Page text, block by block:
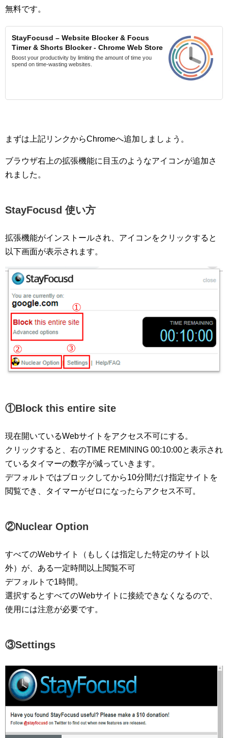
無料です。
StayFocusd – Website Blocker & Focus
Timer & Shorts Blocker - Chrome Web Store
Boost your productivity by limiting the amount of time you
spend on time-wasting websites.
まずは上記リンクからChromeへ追加しましょう。
ブラウザ右上の拡張機能に目玉のようなアイコンが追加さ
れました。
StayFocusd 使い方
拡張機能がインストールされ、アイコンをクリックすると
以下画面が表示されます。
①Block this entire site
現在開いているWebサイトをアクセス不可にする。
クリックすると、右のTIME REMINING 00:10:00と表示され
ているタイマーの数字が減っていきます。
デフォルトではブロックしてから10分間だけ指定サイトを
閲覧でき、タイマーがゼロになったらアクセス不可。
②Nuclear Option
すべてのWebサイト（もしくは指定した特定のサイト以
外）が、ある一定時間以上閲覧不可
デフォルトで1時間。
選択するとすべてのWebサイトに接続できなくなるので、
使用には注意が必要です。
③Settings